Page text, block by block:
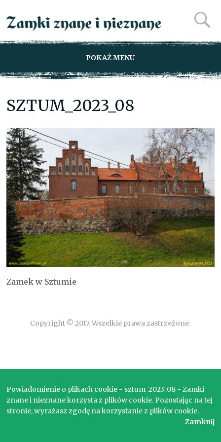
POKAŻ MENU
SZTUM_2023_08
Zamek w Sztumie
Copyright © 2017. Wszelkie prawa zastrzeżone.
Powiadomienie o plikach cookie - sztum_2023_08 - Zamki
znane i nieznane korzysta z plików cookie. Pozostając na tej
stronie, wyrażasz zgodę na korzystanie z plików cookie.
Zamknij